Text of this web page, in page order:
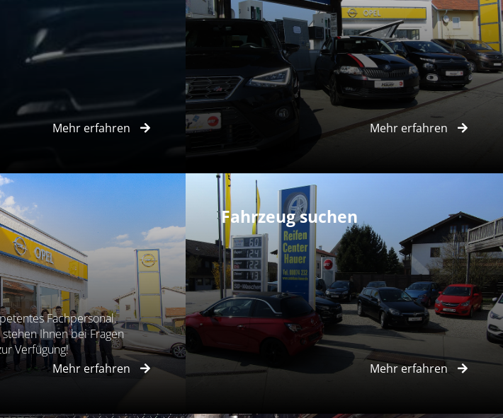
Mehr erfahren Mehr erfahren
Fachpersonal.
Ihnen bei Fragen
Verfügung!
Mehr erfahren
Fahrzeug suchen
Mehr erfahren